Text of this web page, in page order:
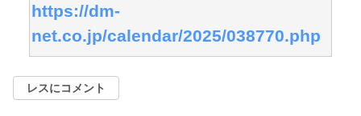
https://dm-
net.co.jp/calendar/2025/038770.php
レスにコメント